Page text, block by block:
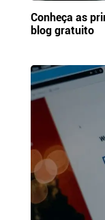
Conheça as
blog gratuito